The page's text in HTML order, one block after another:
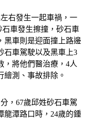
右發生一起車禍，一
車發生擦撞，砂石車
黑車則是迎面撞上路邊
石車駕駛以及黑車上3
，將他們醫治療，4人
繪測、事故排除。
，67歲邱姓砂石車駕
龍潭路口時，24歲的鍾